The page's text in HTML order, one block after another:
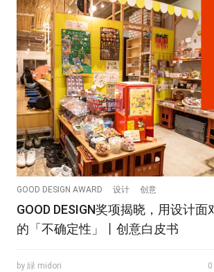
GOOD DESIGN AWARD 设计 创意
GOOD DESIGN奖项揭晓，用设计
的「不确定性」丨创意白皮书
by 緑 midori